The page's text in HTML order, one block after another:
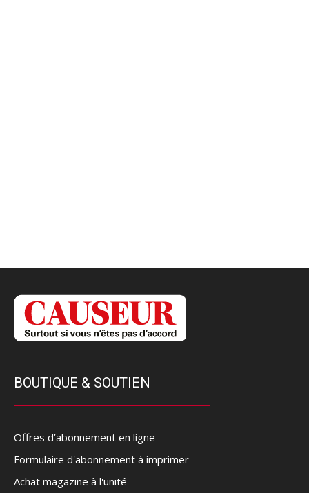
BOUTIQUE & SOUTIEN
Offres d’abonnement en ligne
Formulaire d'abonnement à imprimer
Achat magazine à l'unité